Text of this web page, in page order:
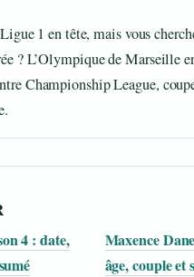
1 en tête, mais vous
? L’Olympique de Marseille
Championship League,
4 : date,
Maxence
âge, couple et